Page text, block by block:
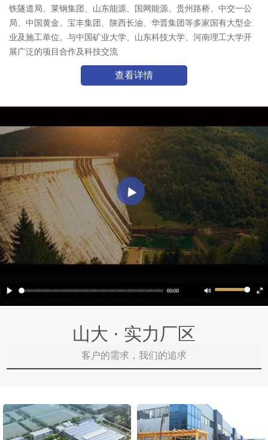
铁隧道局、莱钢集团、山东能源、国网能源、贵州路桥、中交一公
局、中国黄金、宝丰集团、陕西长油、华晋集团等多家国有大型企
业及施工单位。与中国矿业大学、山东科技大学、河南理工大学开
展广泛的项目合作及科技交流
查看详情
山大 · 实力厂区
客户的需求，我们的追求